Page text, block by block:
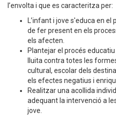
l’envolta i que es caracteritza per:
L’infant i jove s'educa en
de fer present en els
els afecten.
Plantejar el procés
lluita contra totes les
cultural, escolar dels
els efectes negatius i
Realitzar una acollida
adequant la intervenció a
jove.